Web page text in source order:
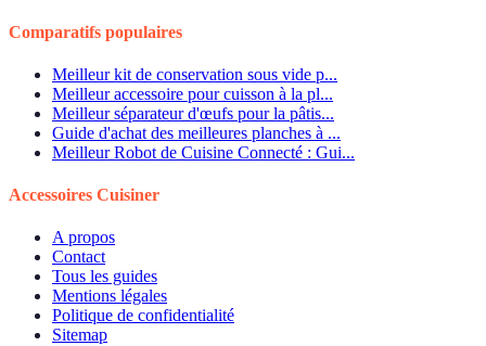
Comparatifs populaires
Meilleur kit de conservation sous vide p...
Meilleur accessoire pour cuisson à la pl...
Meilleur séparateur d'œufs pour la pâtis...
Guide d'achat des meilleures planches à ...
Meilleur Robot de Cuisine Connecté : Gui...
Accessoires Cuisiner
A propos
Contact
Tous les guides
Mentions légales
Politique de confidentialité
Sitemap